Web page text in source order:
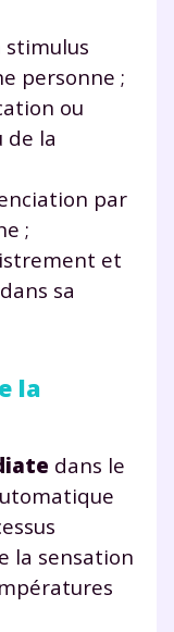
stimulus
personne ;
ou
de la
par
;
et
sa
la
dans le
la sensation